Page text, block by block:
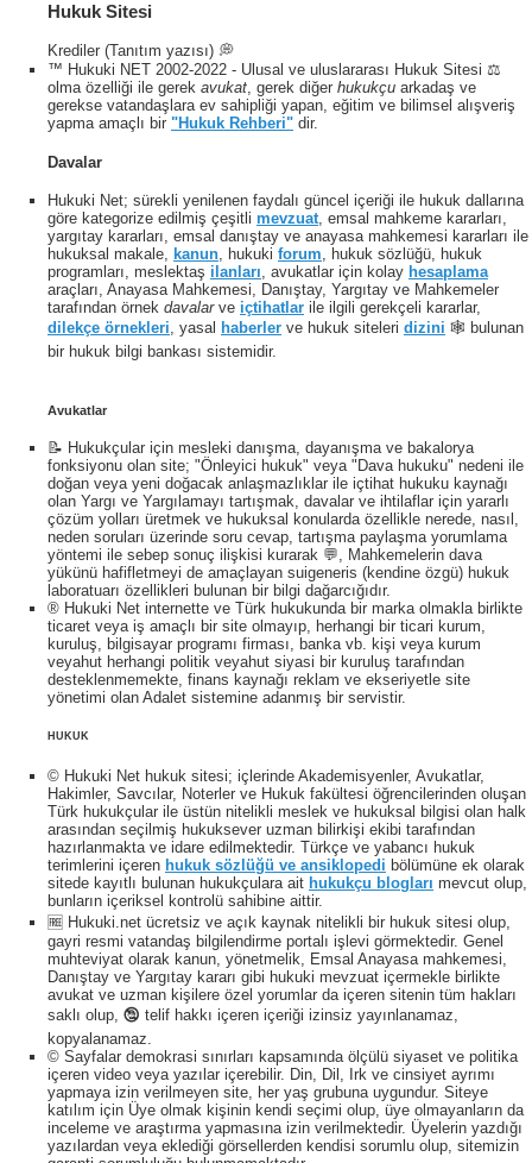
Hukuk Sitesi
Krediler (Tanıtım yazısı) 💭
™ Hukuki NET 2002-2022 - Ulusal ve uluslararası Hukuk Sitesi ⚖️
olma özelliği ile gerek avukat, gerek diğer hukukçu arkadaş ve
gerekse vatandaşlara ev sahipliği yapan, eğitim ve bilimsel alışveriş
yapma amaçlı bir "Hukuk Rehberi" dir.
Davalar
Hukuki Net; sürekli yenilenen faydalı güncel içeriği ile hukuk dallarına
göre kategorize edilmiş çeşitli mevzuat , emsal mahkeme kararları,
yargıtay kararları, emsal danıştay ve anayasa mahkemesi kararları ile
hukuksal makale,
kanun , hukuki forum , hukuk sözlüğü, hukuk
programları, meslektaş ilanları , avukatlar için kolay hesaplama
araçları, Anayasa Mahkemesi, Danıştay, Yargıtay ve Mahkemeler
tarafından örnek davalarve içtihatlar ile ilgili gerekçeli kararlar,
dilekçe örnekleri , yasal haberler ve hukuk siteleri dizini 🕸 bulunan
bir hukuk bilgi bankası sistemidir.
Avukatlar
📝 Hukukçular için mesleki danışma, dayanışma ve bakalorya
fonksiyonu olan site; "Önleyici hukuk" veya "Dava hukuku" nedeni ile
doğan veya yeni doğacak anlaşmazlıklar ile içtihat hukuku kaynağı
olan Yargı ve Yargılamayı tartışmak, davalar ve ihtilaflar için yararlı
çözüm yolları üretmek ve hukuksal konularda özellikle nerede, nasıl,
neden soruları üzerinde soru cevap, tartışma paylaşma yorumlama
yöntemi ile sebep sonuç ilişkisi kurarak 💬, Mahkemelerin dava
yükünü hafifletmeyi de amaçlayan suigeneris (kendine özgü) hukuk
laboratuarı özellikleri bulunan bir bilgi dağarcığıdır.
® Hukuki Net internette ve Türk hukukunda bir marka olmakla birlikte
ticaret veya iş amaçlı bir site olmayıp, herhangi bir ticari kurum,
kuruluş, bilgisayar programı firması, banka vb. kişi veya kurum
veyahut herhangi politik veyahut siyasi bir kuruluş tarafından
desteklenmemekte, finans kaynağı reklam ve ekseriyetle site
yönetimi olan Adalet sistemine adanmış bir servistir.
HUKUK
© Hukuki Net hukuk sitesi; içlerinde Akademisyenler, Avukatlar,
Hakimler, Savcılar, Noterler ve Hukuk fakültesi öğrencilerinden oluşan
Türk hukukçular ile üstün nitelikli meslek ve hukuksal bilgisi olan halk
arasından seçilmiş hukuksever uzman bilirkişi ekibi tarafından
hazırlanmakta ve idare edilmektedir. Türkçe ve yabancı hukuk
terimlerini içeren hukuk sözlüğü ve ansiklopedi bölümüne ek olarak
sitede kayıtlı bulunan hukukçulara ait hukukçu blogları mevcut olup,
bunların içeriksel kontrolü sahibine aittir.
🆓 Hukuki.net ücretsiz ve açık kaynak nitelikli bir hukuk sitesi olup,
gayri resmi vatandaş bilgilendirme portalı işlevi görmektedir. Genel
muhteviyat olarak kanun, yönetmelik, Emsal Anayasa mahkemesi,
Danıştay ve Yargıtay kararı gibi hukuki mevzuat içermekle birlikte
avukat ve uzman kişilere özel yorumlar da içeren sitenin tüm hakları
saklı olup, 🕲 telif hakkı içeren içeriği izinsiz yayınlanamaz,
kopyalanamaz.
© Sayfalar demokrasi sınırları kapsamında ölçülü siyaset ve politika
içeren video veya yazılar içerebilir. Din, Dil, Irk ve cinsiyet ayrımı
yapmaya izin verilmeyen site, her yaş grubuna uygundur. Siteye
katılım için Üye olmak kişinin kendi seçimi olup, üye olmayanların da
inceleme ve araştırma yapmasına izin verilmektedir. Üyelerin yazdığı
yazılardan veya eklediği görsellerden kendisi sorumlu olup, sitemizin